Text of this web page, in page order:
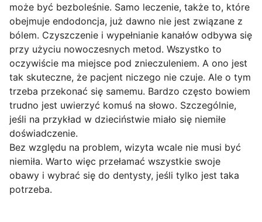
może być bezboleśnie. Samo leczenie, także to, które
obejmuje endodoncja, już dawno nie jest związane z
bólem. Czyszczenie i wypełnianie kanałów odbywa się
przy użyciu nowoczesnych metod. Wszystko to
oczywiście ma miejsce pod znieczuleniem. A ono jest
tak skuteczne, że pacjent niczego nie czuje. Ale o tym
trzeba przekonać się samemu. Bardzo często bowiem
trudno jest uwierzyć komuś na słowo. Szczególnie,
jeśli na przykład w dzieciństwie miało się niemiłe
doświadczenie.
Bez względu na problem, wizyta wcale nie musi być
niemiła. Warto więc przełamać wszystkie swoje
obawy i wybrać się do dentysty, jeśli tylko jest taka
potrzeba.